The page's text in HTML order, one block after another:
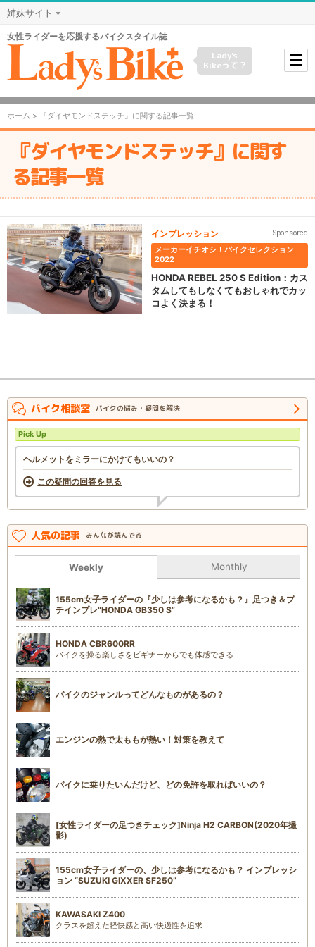
姉妹サイト
女性ライダーを応援するバイクスタイル誌
Lady's
Bikeって？
ホーム > 『ダイヤモンドステッチ』に関する記事一覧
『ダイヤモンドステッチ』に関す
る記事一覧
インプレッション
Sponsored
メーカーイチオシ！バイクセレクション
2022
HONDA REBEL 250 S Edition：カス
タムしてもしなくてもおしゃれでカッ
コよく決まる！
バイク相談室 バイクの悩み・疑問を解決
Pick Up
ヘルメットをミラーにかけてもいいの？
この疑問の回答を見る
人気の記事 みんなが読んでる
Weekly Monthly
155cm女子ライダーの『少しは参考になるかも？』足つき＆プ
チインプレ“HONDA GB350 S”
HONDA CBR600RR
バイクを操る楽しさをビギナーからでも体感できる
バイクのジャンルってどんなものがあるの？
エンジンの熱で太ももが熱い！対策を教えて
バイクに乗りたいんだけど、どの免許を取ればいいの？
[女性ライダーの足つきチェック]Ninja H2 CARBON(2020年撮
影)
155cm女子ライダーの、少しは参考になるかも？ インプレッシ
ョン “SUZUKI GIXXER SF250”
KAWASAKI Z400
クラスを超えた軽快感と高い快適性を追求